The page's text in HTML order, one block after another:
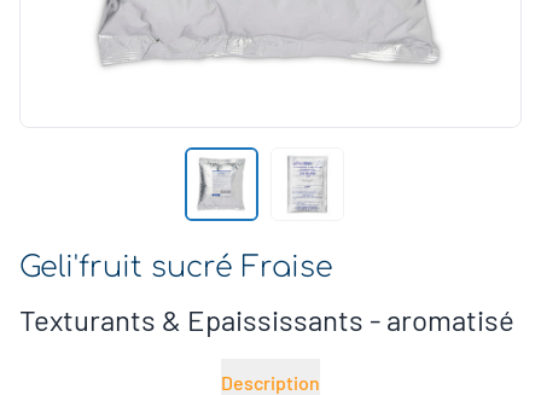
Geli'fruit sucré Fraise
Texturants & Epaississants - aromatisé
Description